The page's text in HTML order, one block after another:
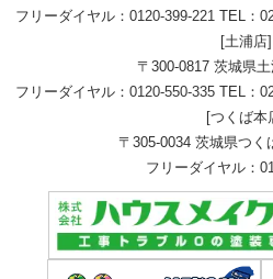
フリーダイヤル： 0120-399-221 TEL：
[土浦店]
〒300-0817 茨城県
フリーダイヤル： 0120-550-335TEL：
[つくば本
〒305-0034 茨城県つく
フリーダイヤル：